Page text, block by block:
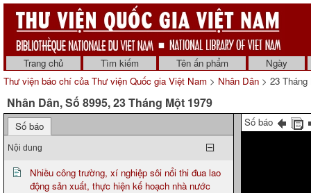
Trang chủ Tìm kiếm Tên ấn phẩm
Ngày
Thư viện báo chí của Thư viện Quốc gia Việt Nam > Nhân Dân > 23 Tháng
Nhân Dân, Số 8995, 23 Tháng Một 1979
Số báo
Nội dung
Nhiều công trường, xí nghiệp sôi nổi thi đua lao
động sản xuất, thực hiện kế hoạch nhà nước
Số báo